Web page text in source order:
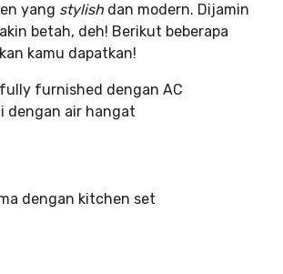
yang stylish dan modern. Dijamin
betah, deh! Berikut beberapa
kamu dapatkan!
furnished dengan AC
dengan air hangat
dengan kitchen set